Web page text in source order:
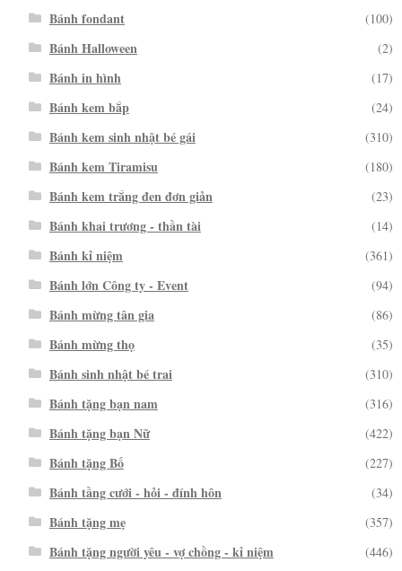
Bánh fondant (100)
Bánh Halloween (2)
Bánh in hình (17)
Bánh kem bắp (24)
Bánh kem sinh nhật bé gái (310)
Bánh kem Tiramisu (180)
Bánh kem trắng đen đơn giản (23)
Bánh khai trương - thần tài (14)
Bánh kỉ niệm (361)
Bánh lớn Công ty - Event (94)
Bánh mừng tân gia (86)
Bánh mừng thọ (35)
Bánh sinh nhật bé trai (310)
Bánh tặng bạn nam (316)
Bánh tặng bạn Nữ (422)
Bánh tặng Bố (227)
Bánh tầng cưới - hỏi - đính hôn (34)
Bánh tặng mẹ (357)
Bánh tặng người yêu - vợ chồng - kỉ niệm (446)